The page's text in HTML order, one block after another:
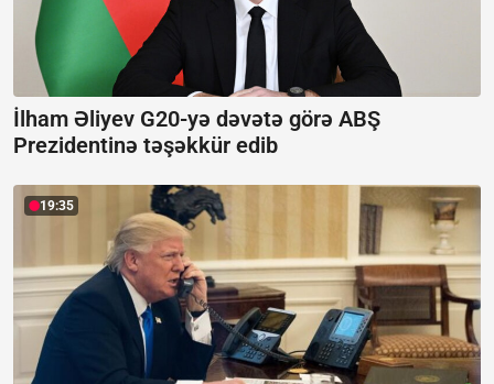
İlham Əliyev G20-yə dəvətə görə ABŞ
Prezidentinə təşəkkür edib
19:35